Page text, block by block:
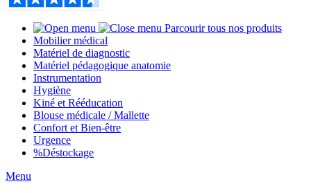
Parcourir tous nos produits
Mobilier médical
Matériel de diagnostic
Matériel pédagogique anatomie
Instrumentation
Hygiène
Kiné et Rééducation
Blouse médicale / Mallette
Confort et Bien-être
Urgence
%Déstockage
Menu